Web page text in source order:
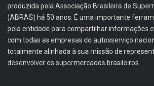
produzida pela Associação Brasileira de
(ABRAS) há 50 anos. É uma importante
pela entidade para compartilhar informações
com todas as empresas do autosserviço
totalmente alinhada à sua missão de
desenvolver os supermercados brasileiros.